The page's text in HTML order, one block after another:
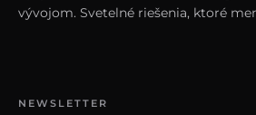
vývojom. Svetelné riešenia, ktoré
NEWSLETTER